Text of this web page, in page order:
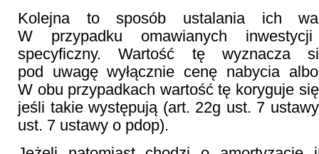
Kolejna to sposób ustalania ich
W przypadku omawianych
specyficzny. Wartość tę wyznacza
pod uwagę wyłącznie cenę nabycia
W obu przypadkach wartość tę koryguje
jeśli takie występują (art. 22g ust. 7
ust. 7 ustawy o pdop).